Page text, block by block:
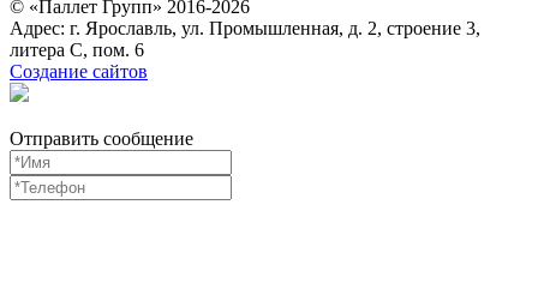
© «Паллет Групп» 2016-2026
Адрес: г. Ярославль, ул. Промышленная, д. 2, строение 3,
литера С, пом. 6
Создание сайтов
Отправить сообщение